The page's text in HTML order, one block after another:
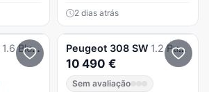
2 dias atrás
1.6 BlueHDi Active Peugeot 308 SW 1.2 PureTech Active Business
10 490 €
Sem avaliação